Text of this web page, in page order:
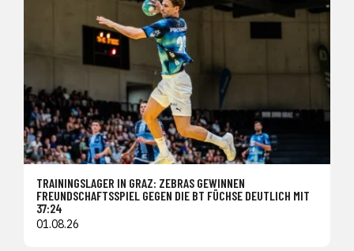
TRAININGSLAGER IN GRAZ: ZEBRAS GEWINNEN
FREUNDSCHAFTSSPIEL GEGEN DIE BT FÜCHSE DEUTLICH MIT
37:24
01.08.26